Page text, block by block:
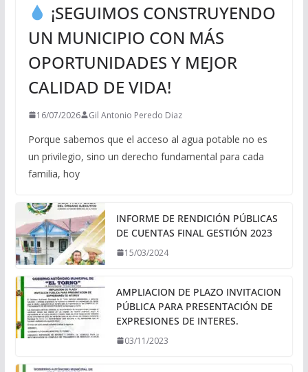
¡SEGUIMOS CONSTRUYENDO
UN MUNICIPIO CON MÁS
OPORTUNIDADES Y MEJOR
CALIDAD DE VIDA!
16/07/2026 Gil Antonio Peredo Diaz
Porque sabemos que el acceso al agua potable no es
un privilegio, sino un derecho fundamental para cada
familia, hoy
INFORME DE RENDICIÓN PÚBLICAS
DE CUENTAS FINAL GESTIÓN 2023
15/03/2024
AMPLIACION DE PLAZO INVITACION
PÚBLICA PARA PRESENTACIÓN DE
EXPRESIONES DE INTERES.
03/11/2023